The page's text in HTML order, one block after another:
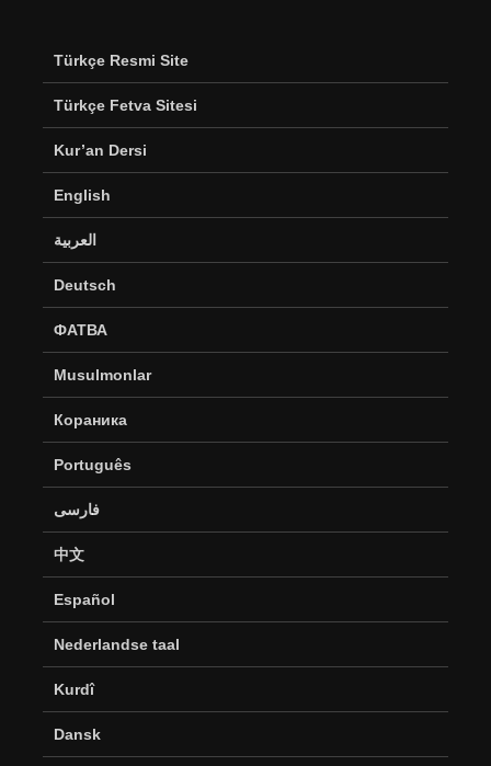
Türkçe Resmi Site
Türkçe Fetva Sitesi
Kur’an Dersi
English
العربية
Deutsch
ФАТВА
Musulmonlar
Кораника
Português
فارسی
中文
Español
Nederlandse taal
Kurdî
Dansk